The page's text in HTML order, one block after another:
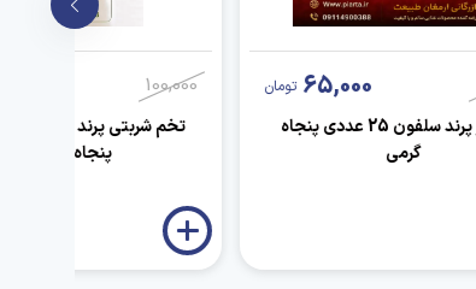
65,000 تومان
خاکشیر پرند سلفون 25 عددی پنجاه
گرمی
100,000
پنجاه گرمی